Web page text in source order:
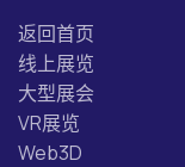
返回首页
线上展览
大型展会
VR展览
Web3D